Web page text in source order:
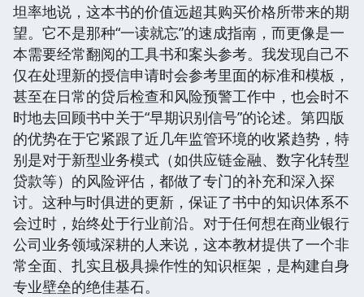
坦率地说，这本书的价值远超其购买价格所带来的期
望。它不是那种“一读就忘”的速成指南，而更像是一
本需要经常翻阅的工具书和案头参考。我发现自己不
仅在处理新的授信申请时会参考里面的标准和模板，
甚至在日常的贷后检查和风险预警工作中，也会时不
时地去回顾书中关于“早期识别信号”的论述。第四版
的优势在于它紧跟了近几年监管环境的收紧趋势，特
别是对于新型业务模式（如供应链金融、数字化转型
贷款等）的风险评估，都做了专门的补充和深入探
讨。这种与时俱进的更新，保证了书中的知识体系不
会过时，始终处于行业前沿。对于任何想在商业银行
公司业务领域深耕的人来说，这本教材提供了一个非
常全面、扎实且极具操作性的知识框架，是构建自身
专业壁垒的绝佳基石。